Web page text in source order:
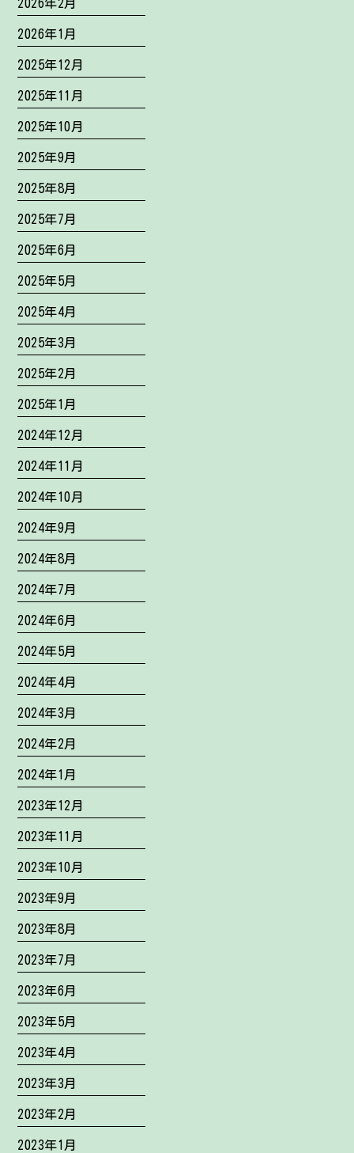
2026年2月
2026年1月
2025年12月
2025年11月
2025年10月
2025年9月
2025年8月
2025年7月
2025年6月
2025年5月
2025年4月
2025年3月
2025年2月
2025年1月
2024年12月
2024年11月
2024年10月
2024年9月
2024年8月
2024年7月
2024年6月
2024年5月
2024年4月
2024年3月
2024年2月
2024年1月
2023年12月
2023年11月
2023年10月
2023年9月
2023年8月
2023年7月
2023年6月
2023年5月
2023年4月
2023年3月
2023年2月
2023年1月